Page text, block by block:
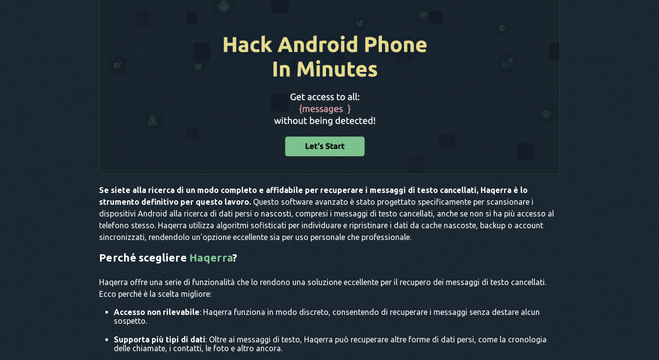
Se siete alla ricerca di un modo completo e affidabile per recuperare i messaggi di testo cancellati, Haqerra è lo
strumento definitivo per questo lavoro. Questo software avanzato è stato progettato specificamente per scansionare i
dispositivi Android alla ricerca di dati persi o nascosti, compresi i messaggi di testo cancellati, anche se non si ha più accesso al
telefono stesso. Haqerra utilizza algoritmi sofisticati per individuare e ripristinare i dati da cache nascoste, backup o account
sincronizzati, rendendolo un'opzione eccellente sia per uso personale che professionale.
Perché scegliere Haqerra?
Haqerra offre una serie di funzionalità che lo rendono una soluzione eccellente per il recupero dei messaggi di testo cancellati.
Ecco perché è la scelta migliore:
Accesso non rilevabile: Haqerra funziona in modo discreto, consentendo di recuperare i messaggi senza destare alcun
sospetto.
Supporta più tipi di dati: Oltre ai messaggi di testo, Haqerra può recuperare altre forme di dati persi, come la cronologia
delle chiamate, i contatti, le foto e altro ancora.